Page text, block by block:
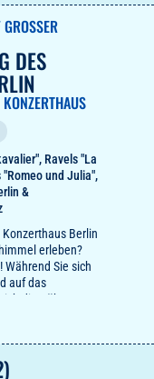
gemacht.
LE
DES
Ravels "La
und Julia",
&
Berlin
erleben?
Sie sich
auf das
die Bühne am
und
Joana Mallwitz